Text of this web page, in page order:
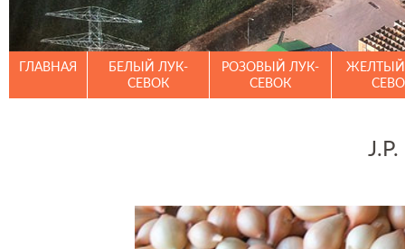
ГЛАВНАЯ
БЕЛЫЙ ЛУК-
СЕВОК
РОЗОВЫЙ ЛУК-
СЕВОК
ЖЕЛТЫЙ